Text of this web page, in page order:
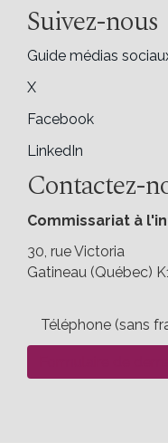
Suivez-nous
Guide médias
X
Facebook
LinkedIn
Contactez-
Commissariat à
30, rue Victoria
Gatineau (Québec)
Téléphone (sans